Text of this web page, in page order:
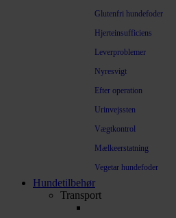
Glutenfri hundefoder
Hjerteinsufficiens
Leverproblemer
Nyresvigt
Efter operation
Urinvejssten
Vægtkontrol
Mælkeerstatning
Vegetar hundefoder
Hundetilbehør
Transport